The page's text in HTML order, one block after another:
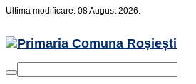
Ultima modificare: 08 August 2026.